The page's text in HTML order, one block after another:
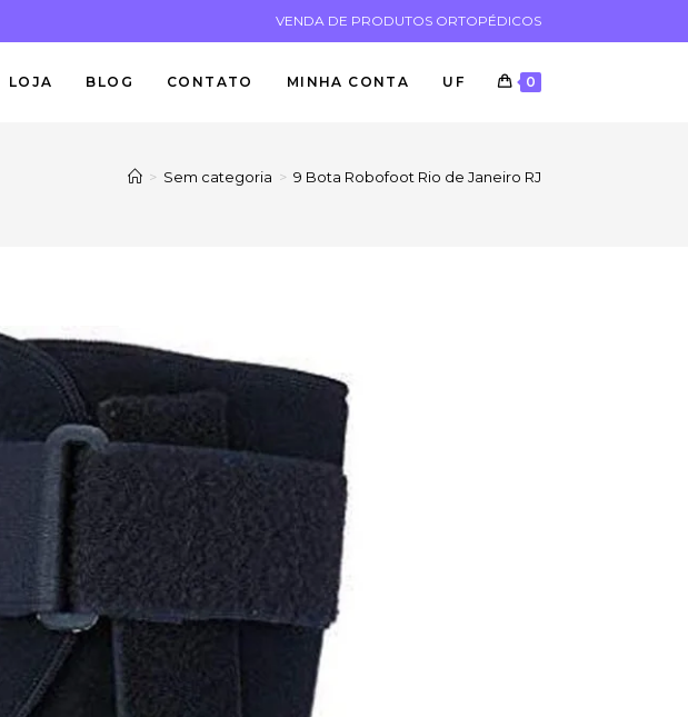
VENDA DE PRODUTOS ORTOPÉDICOS
LOJA BLOG CONTATO MINHA CONTA UF 0
> Sem categoria > 9 Bota Robofoot Rio de Janeiro RJ